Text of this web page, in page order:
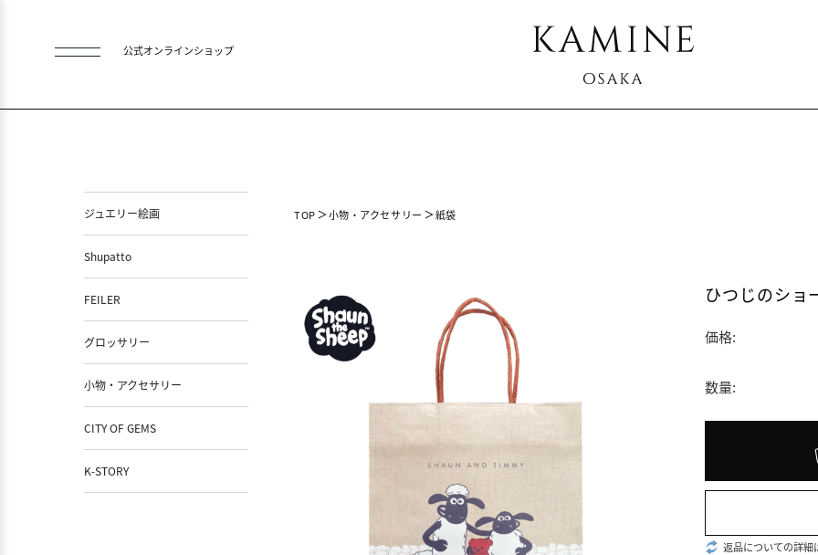
公式オンラインショップ
TOP 小物・アクセサリー 紙袋
ひつじのショ
価格:
数量:
返品についての詳細
ジュエリー絵画
Shupatto
FEILER
グロッサリー
小物・アクセサリー
CITY OF GEMS
K-STORY